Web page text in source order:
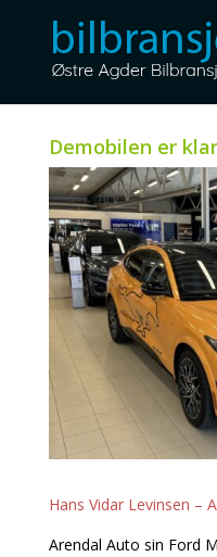
Demobilen er
Hans Vidar Levinsen –
Arendal Auto sin Ford